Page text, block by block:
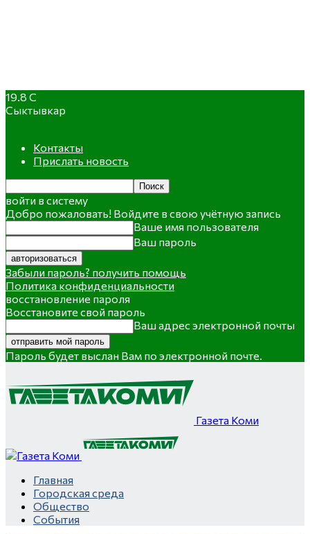
19.8 C
Сыктывкар
Контакты
Прислать новость
войти в систему
Добро пожаловать! Войдите в свою учётную запись
Ваше имя пользователя
Ваш пароль
Забыли пароль? получить помощь
Политика конфиденциальности
восстановление пароля
Восстановите свой пароль
Ваш адрес электронной почты
Пароль будет выслан Вам по электронной почте.
Газета Коми
Главная
Городская среда
Общество
События